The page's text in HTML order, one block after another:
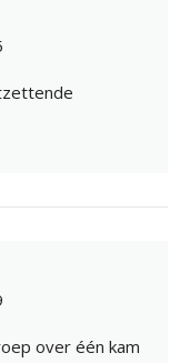
over één kam